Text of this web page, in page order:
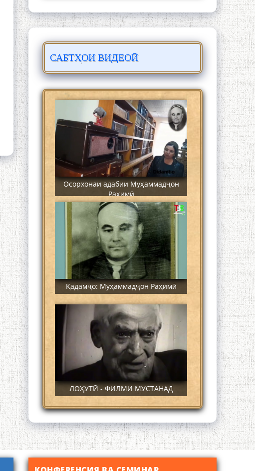
САБТҲОИ ВИДЕОӢ
Сайре дар Осорхона Муҳаммадҷон
Раҳимӣ
Осорхонаи адабии Муҳаммадҷон
Раҳимӣ
Қадамҷо: Муҳаммадҷон Раҳимӣ
ЛОҲУТӢ - ФИЛМИ МУСТАНАД